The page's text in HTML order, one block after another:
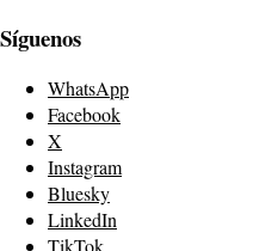
Síguenos
WhatsApp
Facebook
X
Instagram
Bluesky
LinkedIn